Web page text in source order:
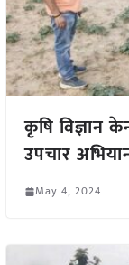
कृषि विज्ञान
उपचार
May 4, 2024